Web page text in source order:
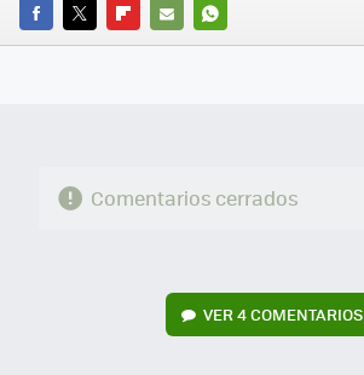
FACEBOOK
TWITTERFLIPBOARD
E-
WHATSAPP
Comentarios cerrados
VER4 COMENTARIOS